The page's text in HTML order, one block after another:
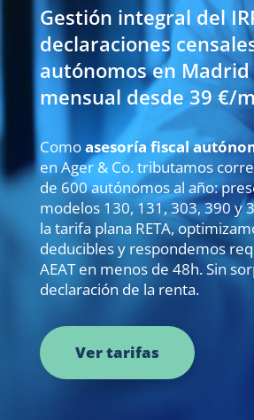
Gestión integral del
declaraciones
autónomos en Madrid
mensual desde 39 €/
Comoasesoría fiscal
en Ager & Co. tributamos
de 600 autónomos al año:
modelos 130, 131, 303, 390 y
la tarifa plana RETA,
deducibles y respondemos
AEAT en menos de 48h. Sin
declaración de la renta.
Ver tarifas